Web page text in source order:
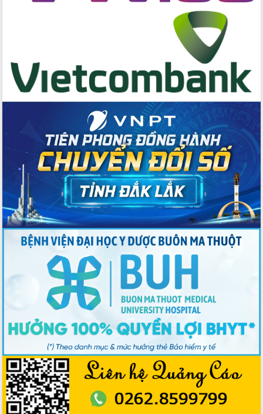
các giải pháp nhằm thực hiện hiệu quả
các nhiệm vụ đề ra năm 2025
trong phòng chống tảo hôn và hôn
Nông sản Tây Nguyên thu hút doanh
nghiệp nước ngoài
Đắk Lắk định vị thương hiệu du lịch
“Biển – Rừng – Cà phê” trong không
gian phát triển mới
Hội nghị chia sẻ kinh nghiệm, chuyển
giao kỹ thuật y tế, định hướng phát
triển chuyên sâu đến 2030
Chuyển đổi số mở ra không gian phát
triển trong lĩnh vực văn hóa, du lịch
Công bố quyết định của Ban Thường
vụ Tỉnh ủy về công tác cán bộ.
Thủ tướng Phạm Minh Chính: Khẩn
trương tái thiết cuộc sống người dân
Tập trung nâng cao chất lượng, tổ
chức sản xuất sầu riêng theo hướng
bền vững
Đẩy nhanh công tác khắc phục, ổn
định đời sống Nhân dân sau bão số 13
Bí thư Tỉnh ủy Lương Nguyễn Minh
Triết dự Ngày hội đại đoàn kết tại